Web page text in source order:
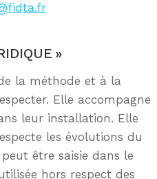
»
la méthode et à la
Elle accompagne
leur installation. Elle
les évolutions du
être saisie dans le
hors respect des